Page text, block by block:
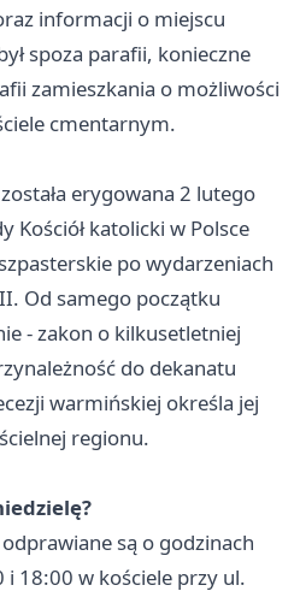
informacji o miejscu
spoza parafii, konieczne
zamieszkania o możliwości
cmentarnym.
erygowana 2 lutego
Kościół katolicki w Polsce
po wydarzeniach
Od samego początku
- zakon o kilkusetletniej
do dekanatu
warmińskiej określa jej
regionu.
są o godzinach
18:00 w kościele przy ul.